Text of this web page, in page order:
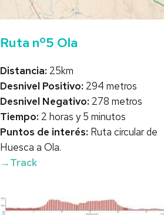
Ruta nº5 Ola
Distancia: 25km
Desnivel Positivo: 294 metros
Desnivel Negativo: 278 metros
Tiempo: 2 horas y 5 minutos
Puntos de interés: Ruta circular de
Huesca a Ola.
→Track